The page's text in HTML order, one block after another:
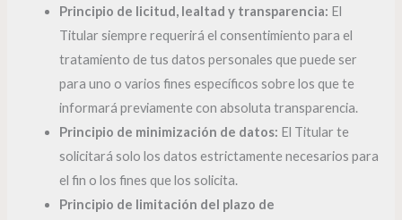
Principio de licitud, lealtad y transparencia: El
Titular siempre requerirá el consentimiento para el
tratamiento de tus datos personales que puede ser
para uno o varios fines específicos sobre los que te
informará previamente con absoluta transparencia.
Principio de minimización de datos: El Titular te
solicitará solo los datos estrictamente necesarios para
el fin o los fines que los solicita.
Principio de limitación del plazo de